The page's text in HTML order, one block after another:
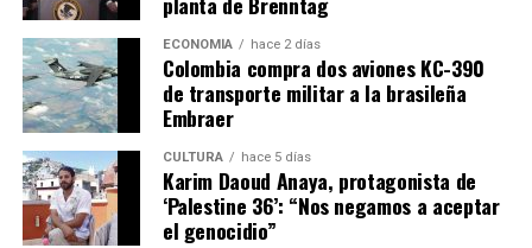
ECONOMÍA hace 2 días
Colombia compra dos aviones KC-390
de transporte militar a la brasileña
Embraer
CULTURA hace 5 días
Karim Daoud Anaya, protagonista de
‘Palestine 36’: “Nos negamos a aceptar
el genocidio”